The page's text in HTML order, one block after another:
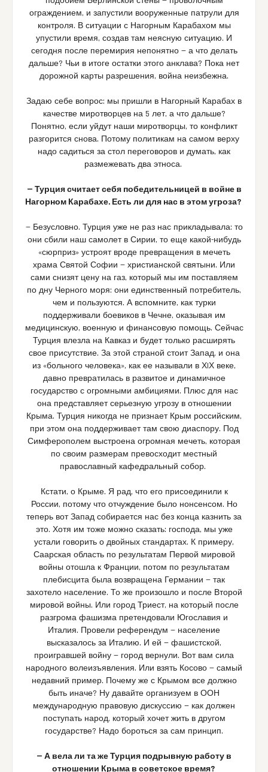
ограждением, и запустили вооруженные патрули для
контроля. В ситуации с Нагорным Карабахом мы
упустили время, создав там неясную ситуацию. И
сегодня после перемирия непонятно — а что делать
дальше? Чьи в итоге остатки этого анклава? Пока нет
дорожной карты разрешения, война неизбежна.
Задаю себе вопрос: мы пришли в Нагорный Карабах в
качестве миротворцев на 5 лет, а что дальше?
Понятно, если уйдут наши миротворцы, то конфликт
разгорится снова. Потому политикам на самом верху
надо садиться за стол переговоров и думать, как
размежевать два этноса.
— Турция считает себя победительницей в войне в
Нагорном Карабахе. Есть ли для нас в этом угроза?
— Безусловно. Турция уже не раз нас прикладывала: то
они сбили наш самолет в Сирии, то еще какой-нибудь
«сюрприз» устроят вроде превращения в мечеть
храма Святой Софии — христианской святыни. Или
сами снизят цену на газ, который мы им поставляем
по дну Черного моря: они единственный потребитель,
чем и пользуются. А вспомните, как турки
поддерживали боевиков в Чечне, оказывая им
медицинскую, военную и финансовую помощь. Сейчас
Турция влезла на Кавказ и будет только расширять
свое присутствие. За этой страной стоит Запад, и она
из «больного человека», как ее называли в ХIХ веке,
давно превратилась в развитое и динамичное
государство с огромными амбициями. Плюс для нас
она представляет серьезную угрозу в отношении
Крыма. Турция никогда не признает Крым российским,
при этом она поддерживает там свою диаспору. Под
Симферополем выстроена огромная мечеть, которая
по своим размерам превосходит местный
православный кафедральный собор.
Кстати, о Крыме. Я рад, что его присоединили к
России, потому что отчуждение было нонсенсом. Но
теперь вот Запад собирается нас без конца казнить за
это. Хотя им тоже можно сказать: господа, мы уже
устали говорить о двойных стандартах. К примеру,
Саарская область по результатам Первой мировой
войны отошла к Франции, потом по результатам
плебисцита была возвращена Германии — так
захотело население. То же произошло и после Второй
мировой войны. Или город Триест, на который после
разгрома фашизма претендовали Югославия и
Италия. Провели референдум — население
высказалось за Италию. И ей — фашистской,
проигравшей войну — город вернули. Вот вам сила
народного волеизъявления. Или взять Косово — самый
недавний пример. Почему же с Крымом все должно
быть иначе? Ну давайте организуем в ООН
международную правовую дискуссию — как должен
поступать народ, который хочет жить в другом
государстве? Надо бороться за сам принцип.
— А вела ли та же Турция подрывную работу в
отношении Крыма в советское время?